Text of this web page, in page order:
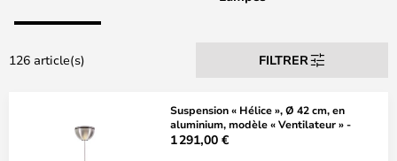
126 article(s) FILTRER
Suspension « Hélice », Ø 42 cm, en
aluminium, modèle « Ventilateur » -
1 291,00 €